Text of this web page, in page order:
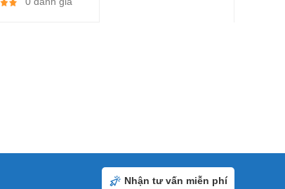
Nhận tư vấn miễn phí